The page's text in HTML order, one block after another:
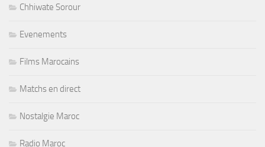
Chhiwate Sorour
Evenements
Films Marocains
Matchs en direct
Nostalgie Maroc
Radio Maroc